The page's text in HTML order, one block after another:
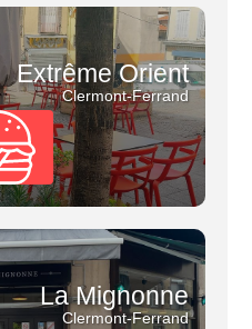
Extrême Orient
Clermont-Ferrand
La Mignonne
Clermont-Ferrand